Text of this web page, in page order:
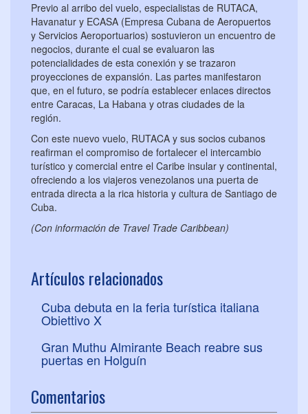
Previo al arribo del vuelo, especialistas de RUTACA,
Havanatur y ECASA (Empresa Cubana de Aeropuertos
y Servicios Aeroportuarios) sostuvieron un encuentro de
negocios, durante el cual se evaluaron las
potencialidades de esta conexión y se trazaron
proyecciones de expansión. Las partes manifestaron
que, en el futuro, se podría establecer enlaces directos
entre Caracas, La Habana y otras ciudades de la
región.
Con este nuevo vuelo, RUTACA y sus socios cubanos
reafirman el compromiso de fortalecer el intercambio
turístico y comercial entre el Caribe insular y continental,
ofreciendo a los viajeros venezolanos una puerta de
entrada directa a la rica historia y cultura de Santiago de
Cuba.
(Con información de Travel Trade Caribbean)
Artículos relacionados
Cuba debuta en la feria turística italiana
Obiettivo X
Gran Muthu Almirante Beach reabre sus
puertas en Holguín
Comentarios